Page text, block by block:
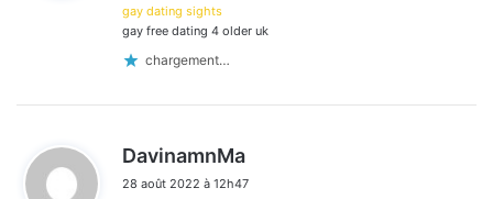
gay dating sights
gay free dating 4 older uk
chargement…
DavinamnMa
t
28 août 2022 à 12h47